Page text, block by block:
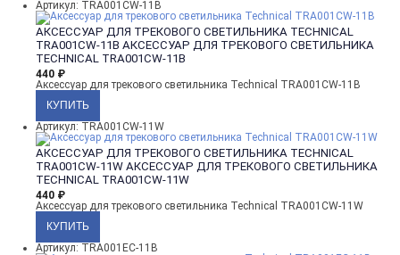
Артикул: TRA001CW-11B
АКСЕССУАР ДЛЯ ТРЕКОВОГО СВЕТИЛЬНИКА TECHNICAL
TRA001CW-11B АКСЕССУАР ДЛЯ ТРЕКОВОГО СВЕТИЛЬНИКА
TECHNICAL TRA001CW-11B
440 ₽
Аксессуар для трекового светильника Technical TRA001CW-11B
Артикул: TRA001CW-11W
АКСЕССУАР ДЛЯ ТРЕКОВОГО СВЕТИЛЬНИКА TECHNICAL
TRA001CW-11W АКСЕССУАР ДЛЯ ТРЕКОВОГО СВЕТИЛЬНИКА
TECHNICAL TRA001CW-11W
440 ₽
Аксессуар для трекового светильника Technical TRA001CW-11W
Артикул: TRA001EC-11B